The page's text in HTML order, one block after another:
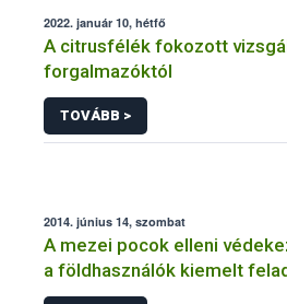
2022. január 10, hétfő
A citrusfélék fokozott
forgalmazóktól
TOVÁBB >
2014. június 14, szombat
A mezei pocok elleni
a földhasználók kiemelt